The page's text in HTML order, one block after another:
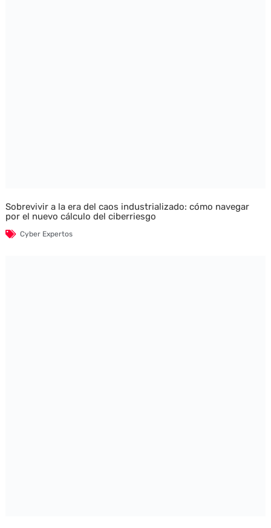
Sobrevivir a la era del caos industrializado: cómo navegar
por el nuevo cálculo del ciberriesgo
Cyber Expertos